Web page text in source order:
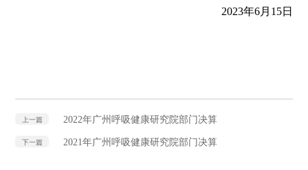
2023年6月15日
上一篇 2022年广州呼吸健康研究院部门决算
下一篇 2021年广州呼吸健康研究院部门决算